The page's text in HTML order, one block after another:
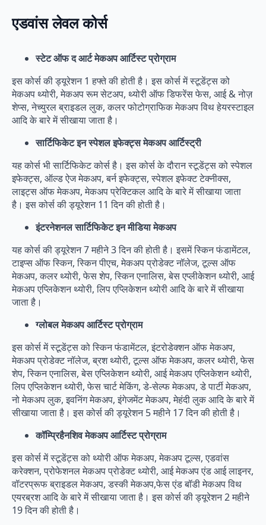
एडवांस लेवल कोर्स
स्टेट ऑफ द आर्ट मेकअप आर्टिस्ट प्रोग्राम
इस कोर्स की ड्यूरेशन 1 हफ्ते की होती है। इस कोर्स में स्टूडेंट्स को
मेकअप थ्योरी, मेकअप रूम सेटअप, थ्योरी ऑफ डिफरेंस फेस, आई & नोज़
शेप्स, नेच्युरल ब्राइडल लुक, कलर फोटोग्राफिक मेकअप विथ हेयरस्टाइल
आदि के बारे में सीखाया जाता है।
सार्टिफिकेट इन स्पेशल इफेक्ट्स मेकअप आर्टिस्ट्री
यह कोर्स भी सार्टिफिकेट कोर्स है। इस कोर्स के दौरान स्टूडेंट्स को स्पेशल
इफेक्ट्स, ऑल्ड ऐज मेकअप, बर्न इफेक्ट्स, स्पेशल इफेक्ट टेक्नीक्स,
लाइट्स ऑफ मेकअप, मेकअप प्रेक्टिकल आदि के बारे में सीखाया जाता
है। इस कोर्स की ड्यूरेशन 11 दिन की होती है।
इंटरनेशनल सार्टिफिकेट इन मीडिया मेकअप
यह कोर्स की ड्यूरेशन 7 महीने 3 दिन की होती है। इसमें स्किन फंडामेंटल,
टाइप्स ऑफ स्किन, स्किन पीएच, मेकअप प्रोडेक्ट नॉलेज, टूल्स ऑफ
मेकअप, कलर थ्योरी, फेस शेप, स्किन एनालिस, बेस एप्लीकेशन थ्योरी, आई
मेकअप एप्लिकेशन थ्योरी, लिप एप्लिकेशन थ्योरी आदि के बारे में सीखाया
जाता है।
ग्लोबल मेकअप आर्टिस्ट प्रोग्राम
इस कोर्स में स्टूडेंट्स को स्किन फंडामेंटल, इंटरोडेक्शन ऑफ मेकअप,
मेकअप प्रोडेक्ट नॉलेज, ब्रश थ्योरी, टूल्स ऑफ मेकअप, कलर थ्योरी, फेस
शेप, स्किन एनालिस, बेस एप्लिकेशन थ्योरी, आई मेकअप एप्लिकेशन थ्योरी,
लिप एप्लिकेशन थ्योरी, फेस चार्ट मेकिंग, डे-सेल्फ मेकअप, डे पार्टी मेकअप,
नो मेकअप लुक, इवनिंग मेकअप, इंगेजमेंट मेकअप, मेहंदी लुक आदि के बारे में
सीखाया जाता है। इस कोर्स की ड्यूरेशन 5 महीने 17 दिन की होती है।
कॉम्प्रिहैनशिव मेकअप आर्टिस्ट प्रोग्राम
इस कोर्स में स्टूडेंट्स को थ्योरी ऑफ मेकअप, मेकअप टूल्स, एडवांस
करेक्शन, प्रोफेशनल मेकअप प्रोडेक्ट थ्योरी, आई मेकअप एंड आई लाइनर,
वॉटरप्रूफ ब्राइडल मेकअप, डस्की मेकअप,फेस एंड बॉडी मेकअप विथ
एयरब्रश आदि के बारे में सीखाया जाता है। इस कोर्स की ड्यूरेशन 2 महीने
19 दिन की होती है।